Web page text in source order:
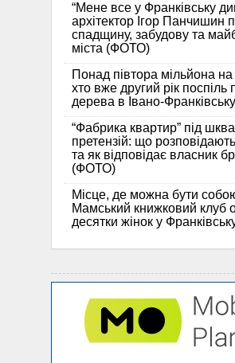
“Мене все у Франківську
архітектор Ігор Панчишин
спадщину, забудову та
міста (ФОТО)
Понад півтора мільйона на
хто вже другий рік поспіль
дерева в Івано-Франківську
“Фабрика квартир” під
претензій: що розповідають
та як відповідає власник
(ФОТО)
Місце, де можна бути
Мамський книжковий клуб
десятки жінок у